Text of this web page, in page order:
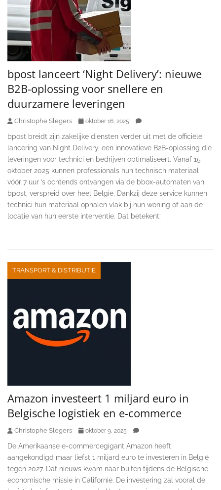
bpost lanceert ‘Night Delivery’: nieuwe
B2B-oplossing voor snellere en
duurzamere leveringen
Christophe Slegers oktober 16, 2025
bpost breidt zijn zakelijke diensten verder uit met de officiële
lancering van Night Delivery, een innovatieve B2B-oplossing die
leveringen voor technici en bedrijven optimaliseert. Vanaf 15
oktober 2025 kunnen professionals hun technisch materiaal
vóór 7 uur ’s ochtends ontvangen via de bbox-automaten van
bpost, verspreid over heel België. Dankzij deze service kunnen
technici hun materiaal ophalen vlak bij hun woning of aan de
locatie van hun eerste interventie. Dat betekent:
TRANSPORT & DISTRIBUTIE
Amazon investeert 1 miljard euro in
Belgische logistiek en e-commerce
Christophe Slegers oktober 9, 2025
De Amerikaanse e-commercegigant Amazon heeft
aangekondigd maar liefst 1 miljard euro te investeren in België
tegen 2027. Dat nieuws kwam naar buiten tijdens de Belgische
economische missie in Californië. De investering zal vooral de